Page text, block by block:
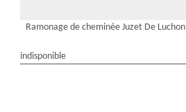
Ramonage de cheminée Juzet De Luchon
indisponible